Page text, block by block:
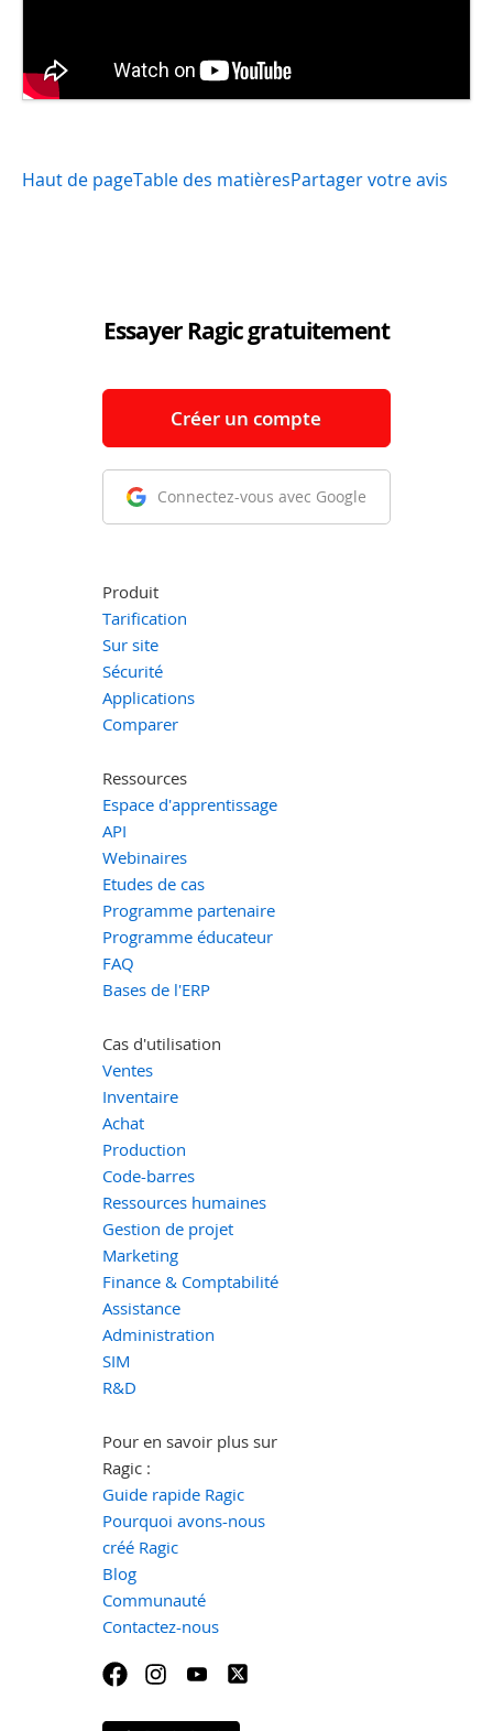
Haut de pageTable des matièresPartager votre avis
Essayer Ragic gratuitement
Créer un compte
Connectez-vous avec Google
Produit
Tarification
Sur site
Sécurité
Applications
Comparer
Ressources
Espace d'apprentissage
API
Webinaires
Etudes de cas
Programme partenaire
Programme éducateur
FAQ
Bases de l'ERP
Cas d'utilisation
Ventes
Inventaire
Achat
Production
Code-barres
Ressources humaines
Gestion de projet
Marketing
Finance & Comptabilité
Assistance
Administration
SIM
R&D
Pour en savoir plus sur
Ragic :
Guide rapide Ragic
Pourquoi avons-nous
créé Ragic
Blog
Communauté
Contactez-nous